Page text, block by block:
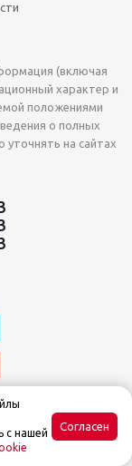
(включая
характер и
положениями
о полных
на сайтах
с нашей
Согласен